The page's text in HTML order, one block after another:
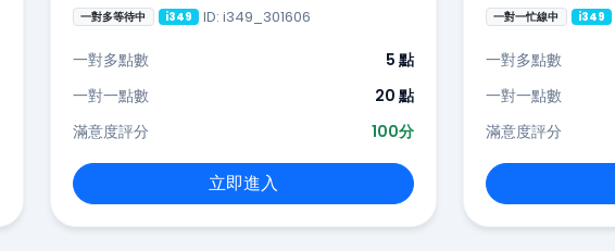
一對多等待中 i349 ID: i349_301606
一對多點數
5 點
一對一點數
20 點
滿意度評分
100分
立即進入
一對一忙線中 i349
一對多點數
一對一點數
滿意度評分